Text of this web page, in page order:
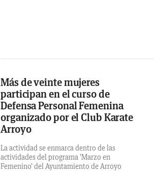
Más de veinte mujeres
participan en el curso de
Defensa Personal Femenina
organizado por el Club Karate
Arroyo
La actividad se enmarca dentro de las
actividades del programa 'Marzo en
Femenino' del Ayuntamiento de Arroyo